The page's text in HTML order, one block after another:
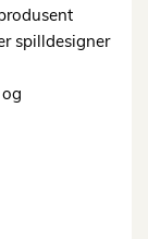
spilldesigner